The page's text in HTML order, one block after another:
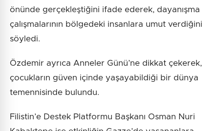
önünde gerçekleştiğini ifade ederek, dayanışma
çalışmalarının bölgedeki insanlara umut verdiğini
söyledi.
Özdemir ayrıca Anneler Günü’ne dikkat çekerek,
çocukların güven içinde yaşayabildiği bir dünya
temennisinde bulundu.
Filistin’e Destek Platformu Başkanı Osman Nuri